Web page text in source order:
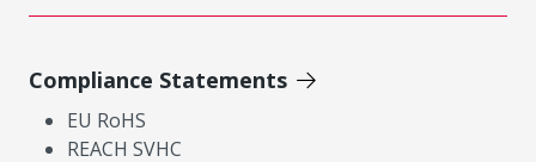
Compliance Statements
EU RoHS
REACH SVHC